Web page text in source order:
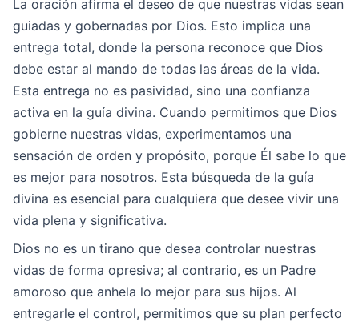
La oración afirma el deseo de que nuestras vidas sean
guiadas y gobernadas por Dios. Esto implica una
entrega total, donde la persona reconoce que Dios
debe estar al mando de todas las áreas de la vida.
Esta entrega no es pasividad, sino una confianza
activa en la guía divina. Cuando permitimos que Dios
gobierne nuestras vidas, experimentamos una
sensación de orden y propósito, porque Él sabe lo que
es mejor para nosotros. Esta búsqueda de la guía
divina es esencial para cualquiera que desee vivir una
vida plena y significativa.
Dios no es un tirano que desea controlar nuestras
vidas de forma opresiva; al contrario, es un Padre
amoroso que anhela lo mejor para sus hijos. Al
entregarle el control, permitimos que su plan perfecto